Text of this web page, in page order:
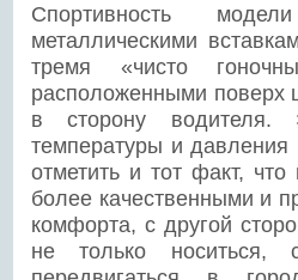
Спортивность
металлическими
тремя «чисто
расположенными поверх
в сторону водителя.
температуры и давления
отметить и тот факт,
более качественными и
комфорта, с другой
не только носиться,